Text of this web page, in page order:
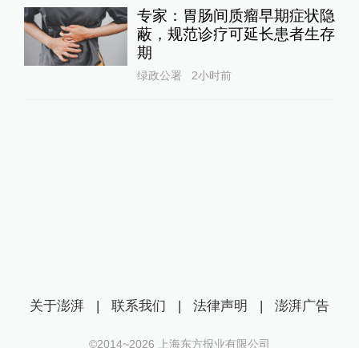
专家：胃肠间质瘤早期症状隐
蔽，规范诊疗可延长患者生存
期
绿政公署 2小时前
关于澎湃 | 联系我们 | 法律声明 | 澎湃广告
©2014~2026 上海东方报业有限公司